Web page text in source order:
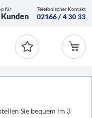
für Telefonischer Kontakt
02166 / 4 30 33
Sie bequem im 3